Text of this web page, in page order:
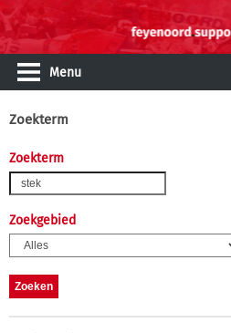
Menu
Zoekterm
Zoekterm
Zoekgebied